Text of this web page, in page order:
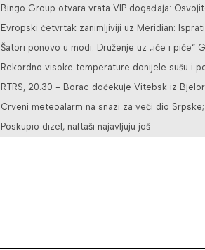
Bingo Group otvara vrata VIP događaja:
Evropski četvrtak zanimljiviji uz Meridian:
Šatori ponovo u modi: Druženje uz „iće i piće“
Rekordno visoke temperature donijele sušu i
RTRS, 20.30 - Borac dočekuje Vitebsk iz
Crveni meteoalarm na snazi za veći dio
Poskupio dizel, naftaši najavljuju još